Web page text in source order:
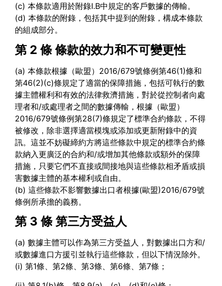
(c) 本條款適用於附錄I.B中規定的客戶數據的傳輸。
(d) 本條款的附錄，包括其中提到的附錄，構成本條款
的組成部分。
第 2 條 條款的效力和不可變更性
(a) 本條款根據（歐盟）2016/679號條例第46(1)條和
第46(2)(c)條規定了適當的保障措施，包括可執行的數
據主體權利和有效的法律救濟措施，對於從控制者向處
理者和/或處理者之間的數據傳輸，根據（歐盟）
2016/679號條例第28(7)條規定了標準合約條款，不得
被修改，除非選擇適當模塊或添加或更新附錄中的資
訊。這並不妨礙締約方將這些條款中規定的標準合約條
款納入更廣泛的合約和/或增加其他條款或額外的保障
措施，只要它們不直接或間接地與這些條款相矛盾或損
害數據主體的基本權利或自由。
(b) 這些條款不影響數據出口者根據(歐盟)2016/679號
條例所承擔的義務。
第 3 條 第三方受益人
(a) 數據主體可以作為第三方受益人，對數據出口方和/
或數據進口方援引並執行這些條款，但以下情況除外。
(i) 第1條、第2條、第3條、第6條、第7條；